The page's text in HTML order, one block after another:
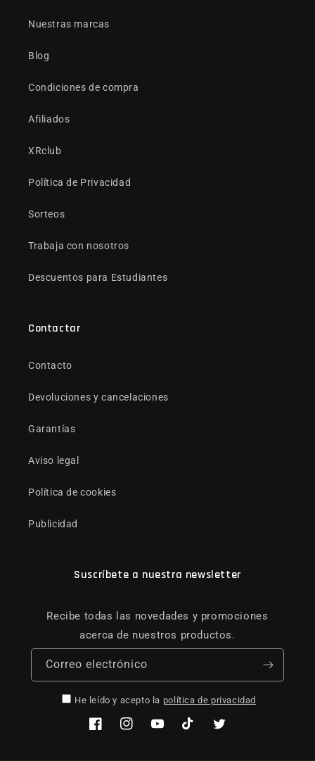
Nuestras marcas
Blog
Condiciones de compra
Afiliados
XRclub
Política de Privacidad
Sorteos
Trabaja con nosotros
Descuentos para Estudiantes
Contactar
Contacto
Devoluciones y cancelaciones
Garantías
Aviso legal
Política de cookies
Publicidad
Suscríbete a nuestra newsletter
Recibe todas las novedades y promociones
acerca de nuestros productos.
Correo electrónico
He leído y acepto la política de privacidad
FacebookInstagramYouTubeTikTok Twitter